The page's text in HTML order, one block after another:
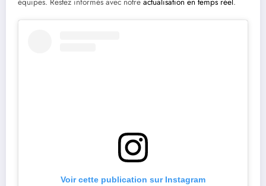
équipes. Restez informés avec notre actualisation en temps réel.
Voir cette publication sur Instagram